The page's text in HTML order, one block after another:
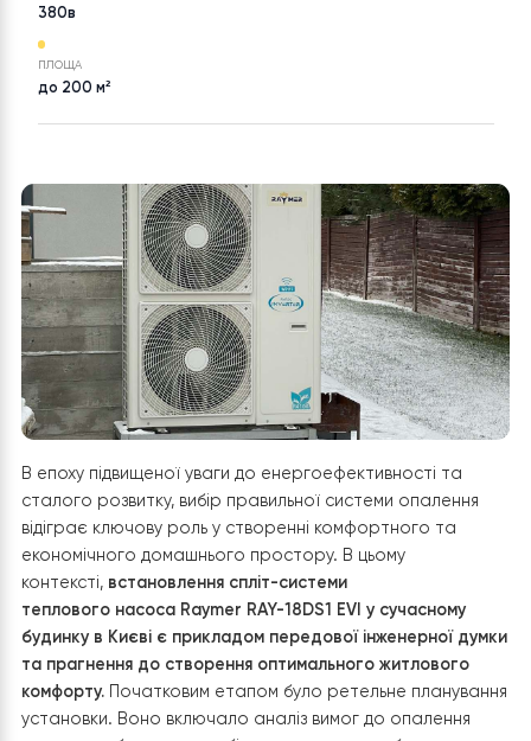
ТОВАР
вода Raymer RAY-18DS1-EVI
на 18 кВт, інвертор до -30°C,
380в
ПЛОЩА
до 200 м²
В епоху підвищеної уваги до енергоефективності та
сталого розвитку, вибір правильної системи опалення
відіграє ключову роль у створенні комфортного та
економічного домашнього простору. В цьому